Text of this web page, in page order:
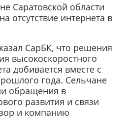
Саратовской области
отсутствие интернета в
СарБК, что решения
высокоскоростного
добивается вместе с
года. Сельчане
обращения в
развития и связи
и компанию